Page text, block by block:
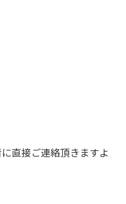
直接ご連絡頂きますよ